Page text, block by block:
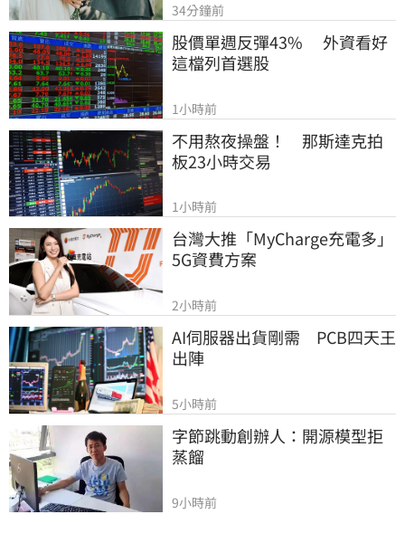
34分鐘前
股價單週反彈43%　 外資看好
這檔列首選股
1小時前
不用熬夜操盤！　那斯達克拍
板23小時交易
1小時前
台灣大推「MyCharge充電多」
5G資費方案
2小時前
AI伺服器出貨剛需　PCB四天王
出陣
5小時前
字節跳動創辦人：開源模型拒
蒸餾
9小時前